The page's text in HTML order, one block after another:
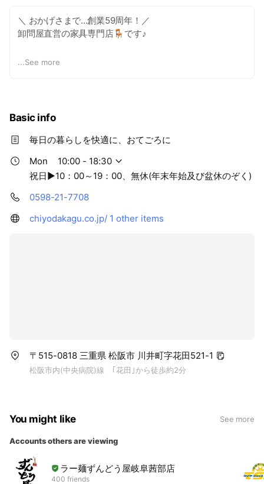
＼ おかげさまで...創業59周年！／
卸問屋直営の家具専門店🪑です♪
ソファーやベッド･ダイニングセット
もっと快適な暮らしにするために、
ぜひご来店お待ちしております💁
...See more
Basic info
毎日の暮らしを快適に、おてごろに
Mon
10:00 - 18:30
祝日▶10：00～19：00、無休(年末年始及び盆休のぞく)
0598-21-7708
chiyodakagu.co.jp/ 1 other items
〒515-0818 三重県 松阪市 川井町字花田521-1
松阪市内(中央病院)線 ｢花田｣から徒歩約2分
You might like See more
Accounts others are viewing
ラー麺ずんどう屋岐阜茜部店
400 friends